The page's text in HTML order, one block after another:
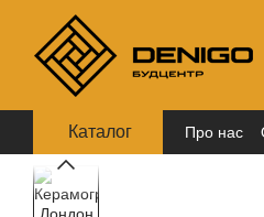
Перейти до основного контенту
Каталог Про нас